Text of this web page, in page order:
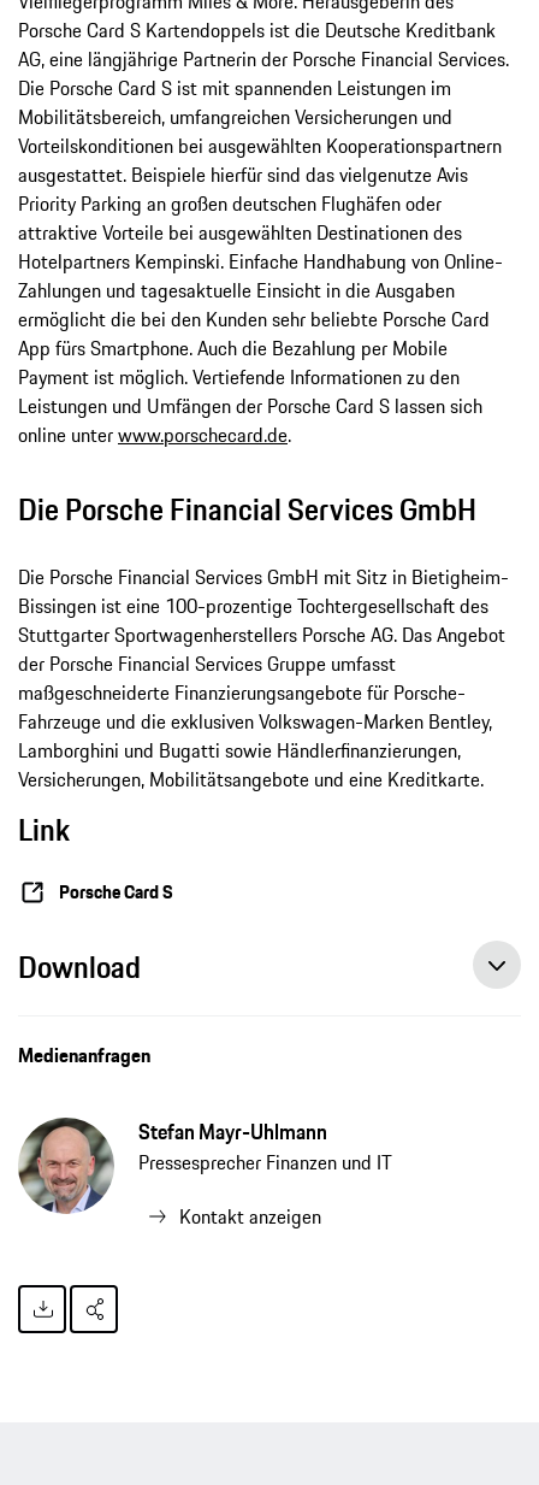
Porsche Card S Kartendoppels ist die Deutsche Kreditbank
AG, eine längjährige Partnerin der Porsche Financial Services.
Die Porsche Card S ist mit spannenden Leistungen im
Mobilitätsbereich, umfangreichen Versicherungen und
Vorteilskonditionen bei ausgewählten Kooperationspartnern
ausgestattet. Beispiele hierfür sind das vielgenutze Avis
Priority Parking an großen deutschen Flughäfen oder
attraktive Vorteile bei ausgewählten Destinationen des
Hotelpartners Kempinski. Einfache Handhabung von Online-
Zahlungen und tagesaktuelle Einsicht in die Ausgaben
ermöglicht die bei den Kunden sehr beliebte Porsche Card
App fürs Smartphone. Auch die Bezahlung per Mobile
Payment ist möglich. Vertiefende Informationen zu den
Leistungen und Umfängen der Porsche Card S lassen sich
online unterwww.porschecard.de.
Die Porsche Financial Services GmbH
Die Porsche Financial Services GmbH mit Sitz in Bietigheim-
Bissingen ist eine 100-prozentige Tochtergesellschaft des
Stuttgarter Sportwagenherstellers Porsche AG. Das Angebot
der Porsche Financial Services Gruppe umfasst
maßgeschneiderte Finanzierungsangebote für Porsche-
Fahrzeuge und die exklusiven Volkswagen-Marken Bentley,
Lamborghini und Bugatti sowie Händlerfinanzierungen,
Versicherungen, Mobilitätsangebote und eine Kreditkarte.
Link
Porsche Card S
Download
Medienanfragen
Stefan Mayr-Uhlmann
Pressesprecher Finanzen und IT
Kontakt anzeigen